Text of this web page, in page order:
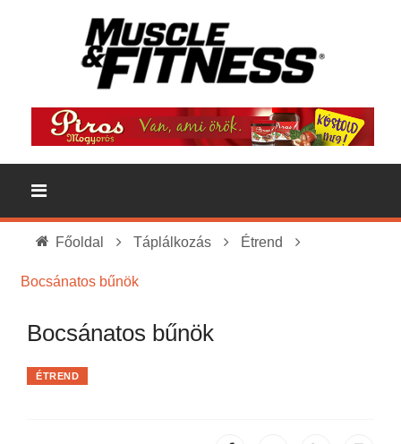
Főoldal Táplálkozás Étrend
Bocsánatos bűnök
Bocsánatos bűnök
ÉTREND